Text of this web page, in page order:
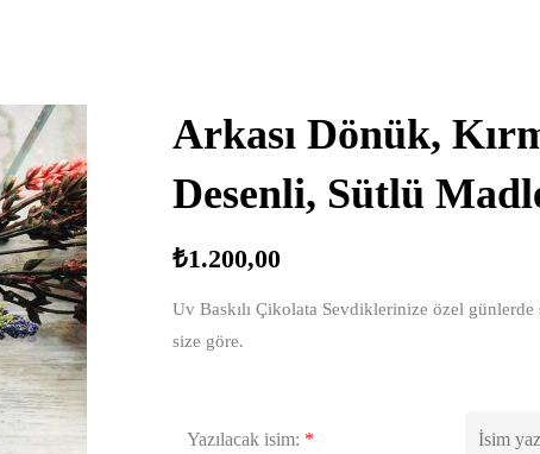
Arkası Dönük,
Desenli, Sütlü
₺1.200,00
Uv Baskılı Çikolata Sevdiklerinize özel
size göre.
Yazılacak isim: *